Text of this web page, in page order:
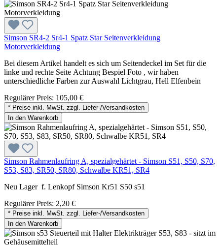
Simson SR4-2 Sr4-1 Spatz Star Seitenverkleidung
Motorverkleidung
Bei diesem Artikel handelt es sich um Seitendeckel im Set für die
linke und rechte Seite Achtung Bespiel Foto , wir haben
unterschiedliche Farben zur Auswahl Lichtgrau, Hell Elfenbein
Regulärer Preis: 105,00 €
* Preise inkl. MwSt. zzgl. Liefer-/Versandkosten
In den Warenkorb
Simson Rahmenlaufring A, spezialgehärtet - Simson S51, S50, S70,
S53, S83, SR50, SR80, Schwalbe KR51, SR4
Neu Lager f. Lenkopf Simson Kr51 S50 s51
Regulärer Preis: 2,20 €
* Preise inkl. MwSt. zzgl. Liefer-/Versandkosten
In den Warenkorb